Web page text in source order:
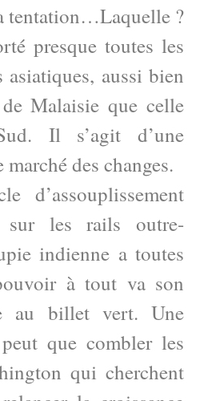
tentation…Laquelle ?
presque toutes les
asiatiques, aussi bien
Malaisie que celle
Il s’agit d’une
des changes.
d’assouplissement
sur les rails outre-
indienne a toutes
à tout va son
au billet vert. Une
que combler les
qui cherchent